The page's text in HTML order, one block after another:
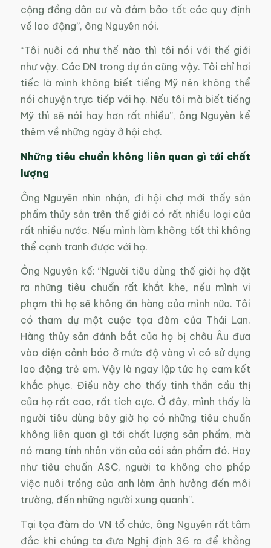
cộng đồng dân cư và đảm bảo tốt các quy định
về lao động”, ông Nguyên nói.
“Tôi nuôi cá như thế nào thì tôi nói với thế giới
như vậy. Các DN trong dự án cũng vậy. Tôi chỉ hơi
tiếc là mình không biết tiếng Mỹ nên không thể
nói chuyện trực tiếp với họ. Nếu tôi mà biết tiếng
Mỹ thì sẽ nói hay hơn rất nhiều”, ông Nguyên kể
thêm về những ngày ở hội chợ.
Những tiêu chuẩn không liên quan gì tới chất
lượng
Ông Nguyên nhìn nhận, đi hội chợ mới thấy sản
phẩm thủy sản trên thế giới có rất nhiều loại của
rất nhiều nước. Nếu mình làm không tốt thì không
thể cạnh tranh được với họ.
Ông Nguyên kể: “Người tiêu dùng thế giới họ đặt
ra những tiêu chuẩn rất khắt khe, nếu mình vi
phạm thì họ sẽ không ăn hàng của mình nữa. Tôi
có tham dự một cuộc tọa đàm của Thái Lan.
Hàng thủy sản đánh bắt của họ bị châu Âu đưa
vào diện cảnh báo ở mức độ vàng vì có sử dụng
lao động trẻ em. Vậy là ngay lập tức họ cam kết
khắc phục. Điều này cho thấy tinh thần cầu thị
của họ rất cao, rất tích cực. Ở đây, mình thấy là
người tiêu dùng bây giờ họ có những tiêu chuẩn
không liên quan gì tới chất lượng sản phẩm, mà
nó mang tính nhân văn của cái sản phẩm đó. Hay
như tiêu chuẩn ASC, người ta không cho phép
việc nuôi trồng của anh làm ảnh hưởng đến môi
trường, đến những người xung quanh”.
Tại tọa đàm do VN tổ chức, ông Nguyên rất tâm
đắc khi chúng ta đưa Nghị định 36 ra để khẳng